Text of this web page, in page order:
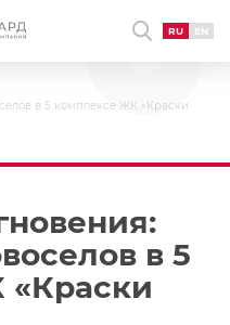
RU EN
в 5 комплексе ЖК «Краски
в 5